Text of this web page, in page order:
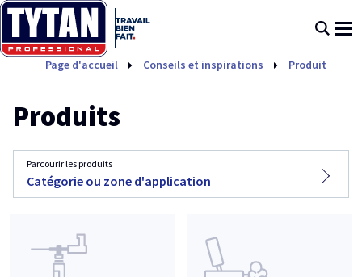
Page d'accueil Conseils et inspirations Produits
Produits
Parcourir les produits
Catégorie ou zone d'application